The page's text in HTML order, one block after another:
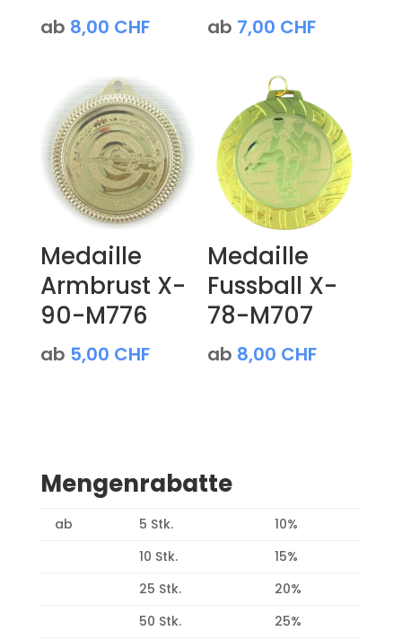
ab 8,00 CHF ab 7,00 CHF
Medaille
Armbrust X-
90-M776
ab 5,00 CHF
Medaille
Fussball X-
78-M707
ab 8,00 CHF
Mengenrabatte
ab 5 Stk.
10%
10 Stk.
15%
25 Stk.
20%
50 Stk.
25%